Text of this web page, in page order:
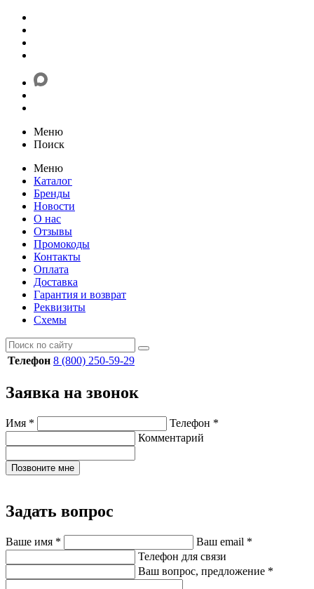
Меню
Поиск
Меню
Каталог
Бренды
Новости
О нас
Отзывы
Промокоды
Контакты
Оплата
Доставка
Гарантия и возврат
Реквизиты
Схемы
Телефон 8 (800) 250-59-29
Заявка на звонок
Имя * Телефон *
Комментарий
Позвоните мне
Задать вопрос
Ваше имя * Ваш email *
Телефон для связи
Ваш вопрос, предложение *